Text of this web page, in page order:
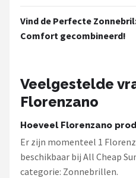
Vind de Perfecte
Comfort gecombineerd!
Veelgestelde
Florenzano
Hoeveel Florenzano
Er zijn momenteel 1
beschikbaar bij All Cheap
categorie: Zonnebrillen.